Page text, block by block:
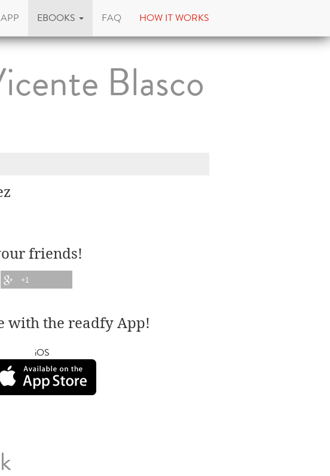
APP EBOOKS FAQ HOW IT WORKS
Blasco
friends!
+1
with the readfy App!
iOS